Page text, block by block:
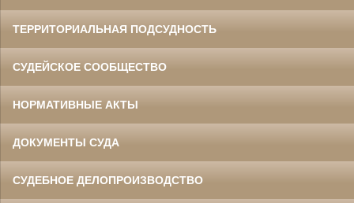
ТЕРРИТОРИАЛЬНАЯ ПОДСУДНОСТЬ
СУДЕЙСКОЕ СООБЩЕСТВО
НОРМАТИВНЫЕ АКТЫ
ДОКУМЕНТЫ СУДА
СУДЕБНОЕ ДЕЛОПРОИЗВОДСТВО